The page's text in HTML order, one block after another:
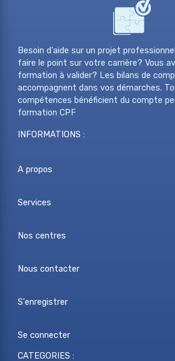
Besoin d'aide sur un projet
faire le point sur votre carrière? Vous
formation à valider? Les bilans de
accompagnent dans vos démarches.
compétences bénéficient du compte
formation CPF
INFORMATIONS :
A propos
Services
Nos centres
Nous contacter
S'enregistrer
Se connecter
CATEGORIES :